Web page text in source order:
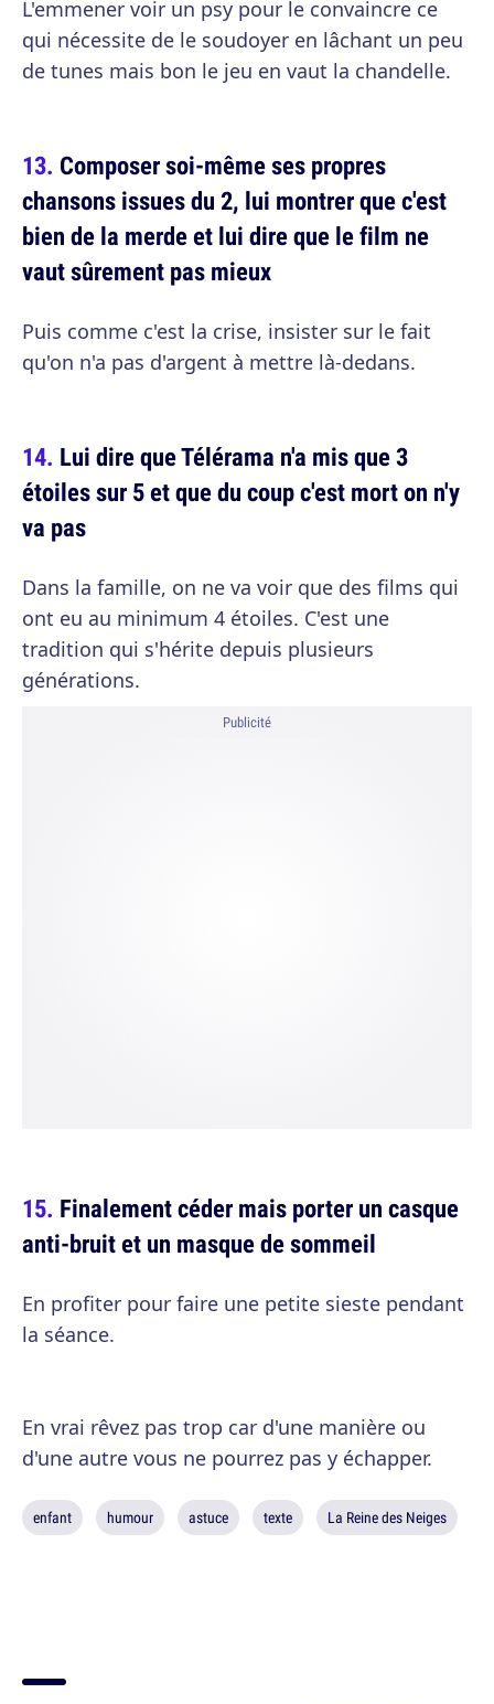
L'emmener voir un psy pour le convaincre ce
qui nécessite de le soudoyer en lâchant un peu
de tunes mais bon le jeu en vaut la chandelle.
Composer soi-même ses propres
chansons issues du 2, lui montrer que c'est
bien de la merde et lui dire que le film ne
vaut sûrement pas mieux
Puis comme c'est la crise, insister sur le fait
qu'on n'a pas d'argent à mettre là-dedans.
Lui dire que Télérama n'a mis que 3
étoiles sur 5 et que du coup c'est mort on n'y
va pas
Dans la famille, on ne va voir que des films qui
ont eu au minimum 4 étoiles. C'est une
tradition qui s'hérite depuis plusieurs
générations.
Publicité
Finalement céder mais porter un casque
anti-bruit et un masque de sommeil
En profiter pour faire une petite sieste pendant
la séance.
En vrai rêvez pas trop car d'une manière ou
d'une autre vous ne pourrez pas y échapper.
enfant humour astuce texte La Reine des Neiges